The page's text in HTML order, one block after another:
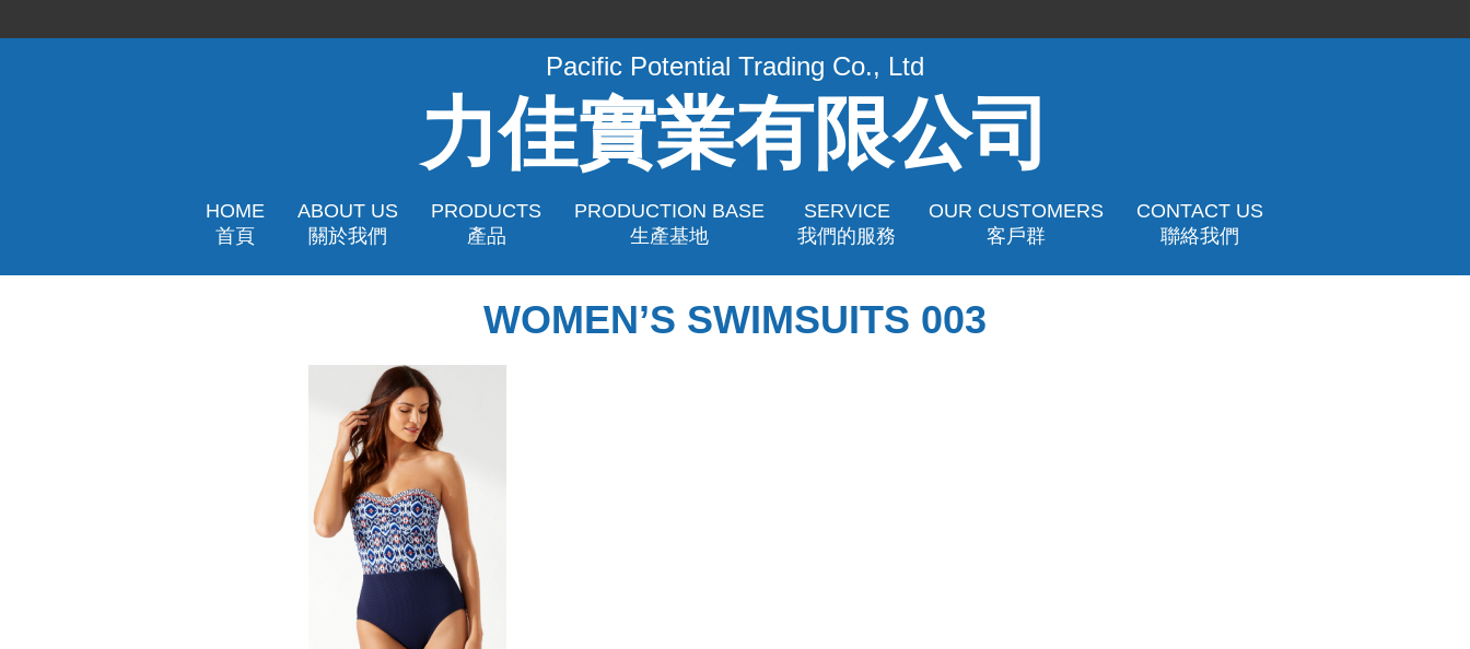
Pacific Potential Trading Co., Ltd
力佳實業有限公司
HOME
首頁
ABOUT US
關於我們
PRODUCTS
產品
PRODUCTION BASE
生產基地
SERVICE
我們的服務
OUR CUSTOMERS
客戶群
CONTACT US
聯絡我們
WOMEN’S SWIMSUITS 003